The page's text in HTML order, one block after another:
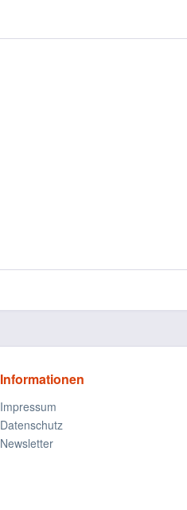
Informationen
Impressum
Datenschutz
Newsletter